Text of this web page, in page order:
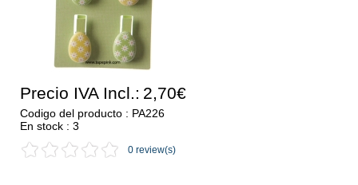
Precio IVA Incl.: 2,70€
Codigo del producto : PA226
En stock : 3
0 review(s)